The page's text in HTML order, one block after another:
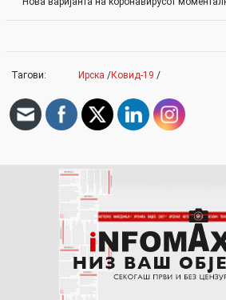
Тагови: Ирска /Ковид-19 /